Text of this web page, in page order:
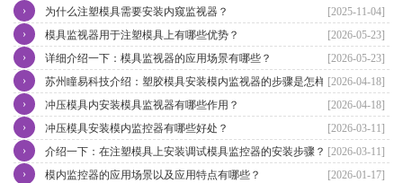
[2025-11-04]
为什么注塑模具需要安装内窥监视器？
›
[2026-05-23]
模具监视器用于注塑模具上有哪些优势？
›
[2026-05-23]
详细介绍一下：模具监视器的应用场景有哪些？
›
[2026-04-18]
苏州瞳易科技介绍：塑胶模具安装模内监视器的步骤是怎样的？
›
[2026-04-18]
冲压模具内安装模具监视器有哪些作用？
›
[2026-03-11]
冲压模具安装模内监控器有哪些好处？
›
[2026-03-11]
介绍一下：在注塑模具上安装调试模具监控器的安装步骤？
›
[2026-01-17]
模内监控器的应用场景以及应用特点有哪些？
›